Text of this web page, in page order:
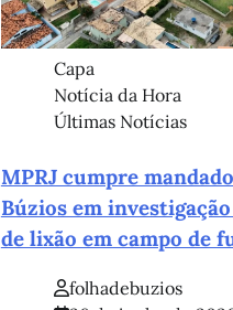
Capa
Notícia da Hora
Últimas Notícias
MPRJ cumpre
Búzios em
de lixão em campo de
folhadebuzios